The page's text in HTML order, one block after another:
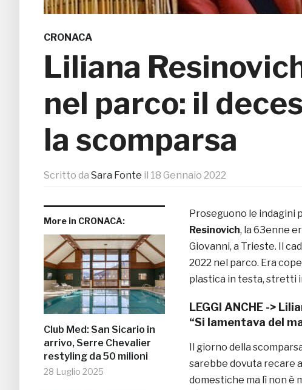
CRONACA
Liliana
nel parco: il
la scomparsa
Scritto da Sara Fonte il 18 Gennaio 2022
More in CRONACA:
Club Med: San Sicario in
arrivo, Serre Chevalier
restyling da 50 milioni
28 Luglio 2025
Proseguono le indagini
Resinovich, la 63enne
Giovanni, a Trieste. Il
2022 nel parco. Era
plastica in testa, stretti
LEGGI ANCHE ->
“Si lamentava del
Il giorno della
sarebbe dovuta recare
domestiche ma lì non è